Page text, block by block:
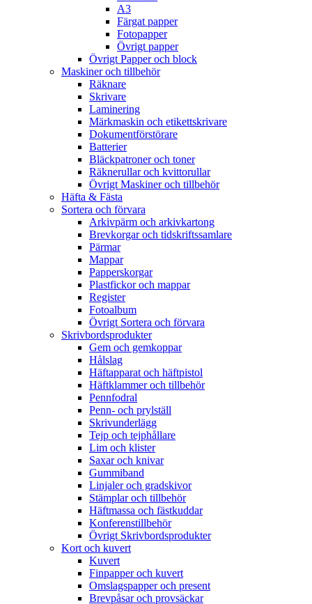
A3
Färgat papper
Fotopapper
Övrigt papper
Övrigt Papper och block
Maskiner och tillbehör
Räknare
Skrivare
Laminering
Märkmaskin och etikettskrivare
Dokumentförstörare
Batterier
Bläckpatroner och toner
Räknerullar och kvittorullar
Övrigt Maskiner och tillbehör
Häfta & Fästa
Sortera och förvara
Arkivpärm och arkivkartong
Brevkorgar och tidskriftssamlare
Pärmar
Mappar
Papperskorgar
Plastfickor och mappar
Register
Fotoalbum
Övrigt Sortera och förvara
Skrivbordsprodukter
Gem och gemkoppar
Hålslag
Häftapparat och häftpistol
Häftklammer och tillbehör
Pennfodral
Penn- och prylställ
Skrivunderlägg
Tejp och tejphållare
Lim och klister
Saxar och knivar
Gummiband
Linjaler och gradskivor
Stämplar och tillbehör
Häftmassa och fästkuddar
Konferenstillbehör
Övrigt Skrivbordsprodukter
Kort och kuvert
Kuvert
Finpapper och kuvert
Omslagspapper och present
Brevpåsar och provsäckar